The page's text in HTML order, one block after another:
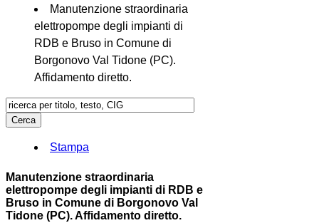
Manutenzione straordinaria
elettropompe degli impianti di
RDB e Bruso in Comune di
Borgonovo Val Tidone (PC).
Affidamento diretto.
Stampa
Manutenzione straordinaria
elettropompe degli impianti di RDB e
Bruso in Comune di Borgonovo Val
Tidone (PC). Affidamento diretto.